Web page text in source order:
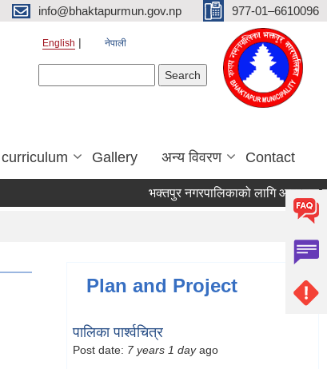
info@bhaktapurmun.gov.np 977-01–6610096
English नेपाली
Gallery अन्य विवरण Contact
भक्तपुर नगरपालिकाको लागि आवश्यक
Plan and Project
पालिका पार्श्वचित्र
Post date: 7 years 1 dayago